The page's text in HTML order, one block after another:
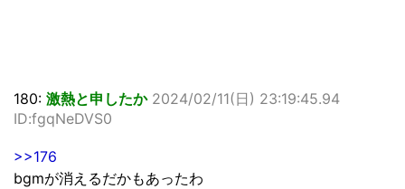
180: 激熱と申したか 2024/02/11(日) 23:19:45.94
ID:fgqNeDVS0
>>176
bgmが消えるだかもあったわ